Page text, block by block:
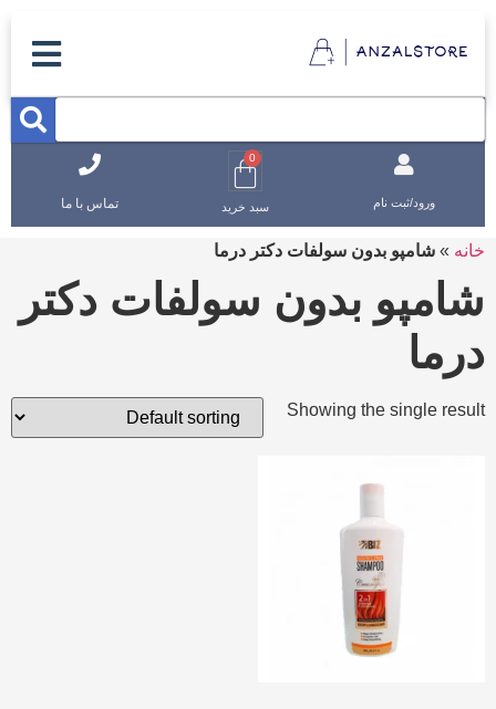
ورود/ثبت نام
0
سبد خرید تماس با ما
خانه » شامپو بدون سولفات دکتر درما
شامپو بدون سولفات دکتر
درما
Showing the single result